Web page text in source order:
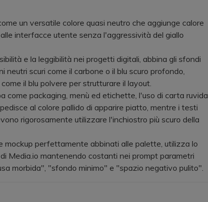
un versatile colore quasi neutro che aggiunge calore
interfacce utente senza l'aggressività del giallo
e la leggibilità nei progetti digitali, abbina gli sfondi
neutri scuri come il carbone o il blu scuro profondo,
il blu polvere per strutturare il layout.
packaging, menù ed etichette, l'uso di carta ruvida
al colore pallido di apparire piatto, mentre i testi
rigorosamente utilizzare l'inchiostro più scuro della
perfettamente abbinati alle palette, utilizza lo
Media.io mantenendo costanti nei prompt parametri
morbida", "sfondo minimo" e "spazio negativo pulito".